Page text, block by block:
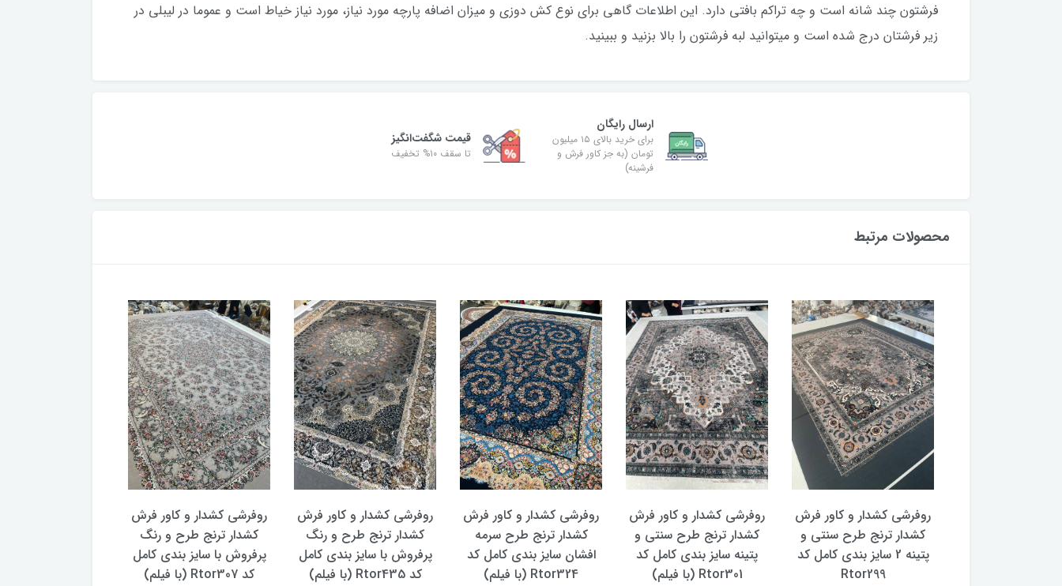
فرشتون چند شانه است و چه تراکم بافتی دارد. این اطلاعات گاهی برای نوع کش دوزی و میزان اضافه پارچه مورد نیاز، مورد نیاز خیاط است و عموما در لیبلی در
زیر فرشتان درج شده است و میتوانید لبه فرشتون را بالا بزنید و ببینید.
ارسال رایگان
برای خرید بالای ۱۵ میلیون
تومان (به جز کاور فرش و
فرشینه)
قیمت شگفت‌انگیز
تا سقف ۱۰% تخفیف
محصولات مرتبط
روفرشی کشدار و کاور فرش
کشدار ترنج طرح سنتی و
پتینه 2 سایز بندی کامل کد
Rtor299
روفرشی کشدار و کاور فرش
کشدار ترنج طرح سنتی و
پتینه سایز بندی کامل کد
Rtor301 (با فیلم)
روفرشی کشدار و کاور فرش
کشدار ترنج طرح سرمه
افشان سایز بندی کامل کد
Rtor324 (با فیلم)
روفرشی کشدار و کاور فرش
کشدار ترنج طرح و رنگ
پرفروش با سایز بندی کامل
کد Rtor435 (با فیلم)
روفرشی کشدار و کاور فرش
کشدار ترنج طرح و رنگ
پرفروش با سایز بندی کامل
کد Rtor307 (با فیلم)